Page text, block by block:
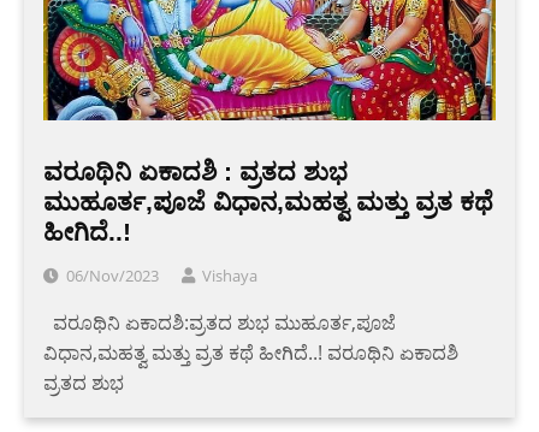
ವರೂಥಿನಿ ಏಕಾದಶಿ : ವ್ರತದ ಶುಭ
ಮುಹೂರ್ತ,ಪೂಜೆ ವಿಧಾನ,ಮಹತ್ವ ಮತ್ತು ವ್ರತ ಕಥೆ
ಹೀಗಿದೆ..!
06/Nov/2023 Vishaya
‌ ‌ ‌ವರೂಥಿನಿ ಏಕಾದಶಿ:ವ್ರತದ ಶುಭ ಮುಹೂರ್ತ,ಪೂಜೆ
ವಿಧಾನ,ಮಹತ್ವ ಮತ್ತು ವ್ರತ ಕಥೆ ಹೀಗಿದೆ..! ವರೂಥಿನಿ ಏಕಾದಶಿ
ವ್ರತದ ಶುಭ